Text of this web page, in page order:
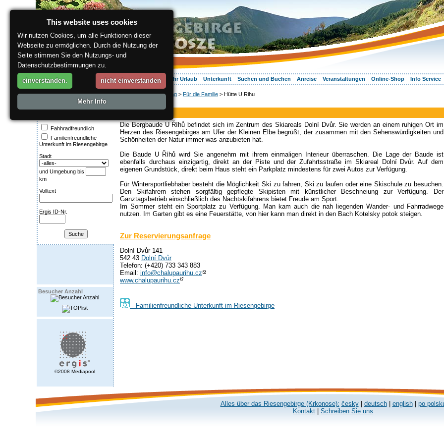
Über die Region Aktiv Erleben Entspannung Ihr Urlaub Unterkunft Suchen und Buchen Anreise Veranstaltungen Online-Shop Info Service
Fahhradfreundlich
Familienfreundliche
Unterkunft im Riesengebirge
Stadt
und Umgebung bis
km
Volltext
Ergis ID-Nr.
Besucher Anzahl
©2008 Mediapool
ergis.cz>Entspannung > Für die Familie > Hütte U Rihu
Hütte U Rihu
Die Bergbaude U Říhů befindet sich im Zentrum des Skiareals Dolní Dvůr. Sie werden an einem ruhigen Ort im
Herzen des Riesengebirges am Ufer der Kleinen Elbe begrüßt, der zusammen mit den Sehenswürdigkeiten und
Schönheiten der Natur immer was anzubieten hat.
Die Baude U Říhů wird Sie angenehm mit ihrem einmaligen Interieur überraschen. Die Lage der Baude ist
ebenfalls durchaus einzigartig, direkt an der Piste und der Zufahrtsstraße im Skiareal Dolní Dvůr. Auf dem
eigenen Grundstück, direkt beim Haus steht ein Parkplatz mindestens für zwei Autos zur Verfügung.
Für Wintersportliebhaber besteht die Möglichkeit Ski zu fahren, Ski zu laufen oder eine Skischule zu besuchen.
Den Skifahrern stehen sorgfältig gepflegte Skipisten mit künstlicher Beschneiung zur Verfügung. Der
Ganztagsbetrieb einschließlich des Nachtskifahrens bietet Freude am Sport.
Im Sommer steht ein Sportplatz zu Verfügung. Man kam auch die nah liegenden Wander- und Fahrradwege
nutzen. Im Garten gibt es eine Feuerstätte, von hier kann man direkt in den Bach Kotelsky potok steigen.
Zur Reservierungsanfrage
Dolní Dvůr 141
542 43 Dolní Dvůr
Telefon: (+420) 733 343 883
Email: info@chalupaurihu.cz
www.chalupaurihu.cz
- Familienfreundliche Unterkunft im Riesengebirge
Alles über das Riesengebirge (Krkonose): česky| deutsch| english| po
Kontakt
Schreiben Sie uns
This website uses cookies
Wir nutzen Cookies, um alle Funktionen dieser
Webseite zu ermöglichen. Durch die Nutzung der
Seite stimmen Sie den Nutzungs- und
Datenschutzbestimmungen zu.
einverstanden. nicht einverstanden
Mehr Info